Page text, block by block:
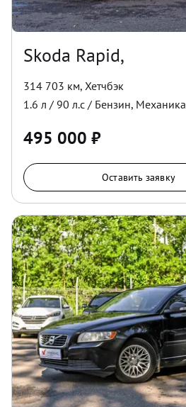
Skoda Rapid,
314 703 км, Хетчбэк
1.6 л / 90 л.с / Бензин, Механика
495 000 ₽
Оставить заявку